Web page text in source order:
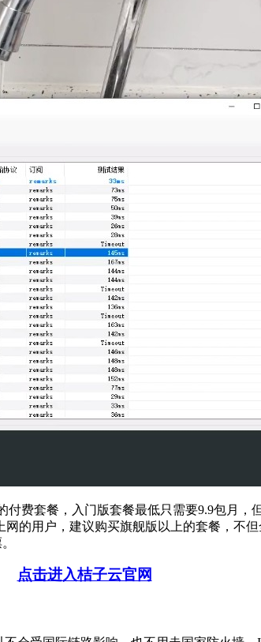
费套餐，入门版套餐最低只需要9.9包月
的用户，建议购买旗舰版以上的套餐，不
点击进入桔子云官网